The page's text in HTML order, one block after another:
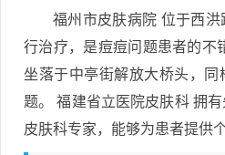
福州市皮肤病院 位于西
行治疗，是痘痘问题患者的不
坐落于中亭街解放大桥头，同
题。 福建省立医院皮肤科 拥
皮肤科专家，能够为患者提供